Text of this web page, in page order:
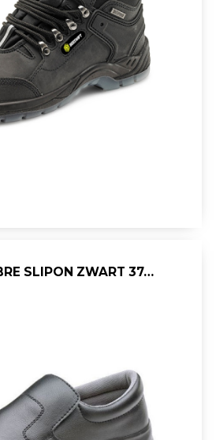
SCHOEN MICROFIBRE SLIPON ZWART 37/PAAR